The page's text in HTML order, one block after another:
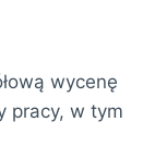
wycenę
pracy, w tym